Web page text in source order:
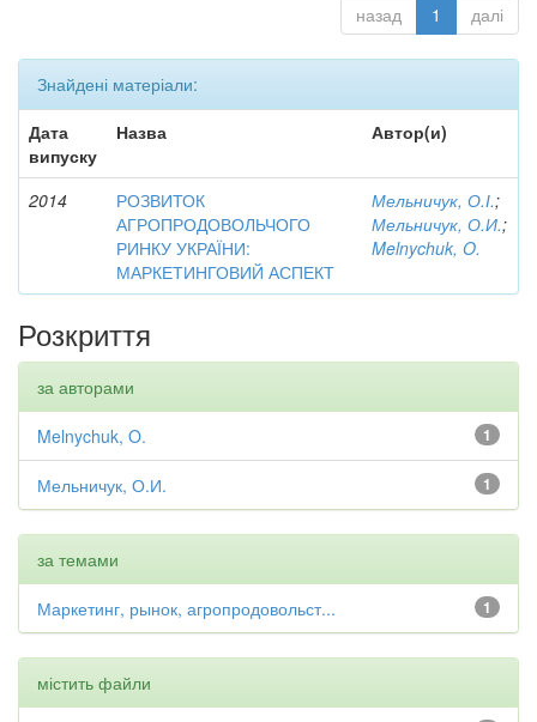
назад 1 далі
Знайдені матеріали:
Дата
випуску
Назва Автор(и)
2014
РОЗВИТОК
АГРОПРОДОВОЛЬЧОГО
РИНКУ УКРАЇНИ:
МАРКЕТИНГОВИЙ АСПЕКТ
Мельничук, О.І.;
Мельничук, О.И.;
Melnychuk, O.
Розкриття
за авторами
1
Melnychuk, O.
1
Мельничук, О.И.
за темами
1
Маркетинг, рынок, агропродовольст...
містить файли